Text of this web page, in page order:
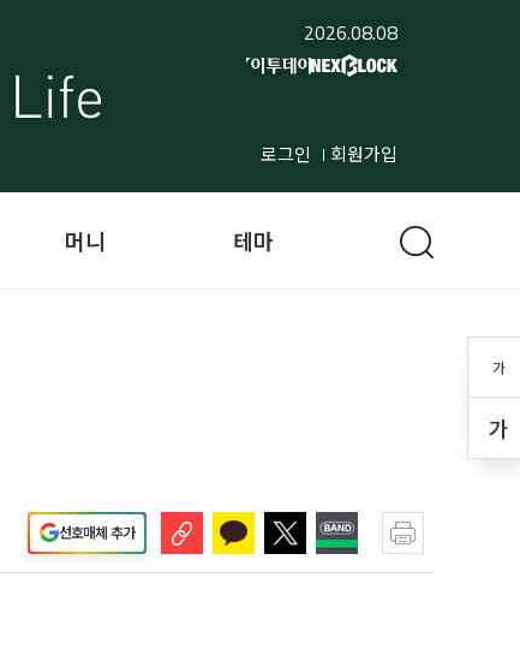
2026.08.08
로그인 회원가입
가
가
머니 테마
선호매체 추가